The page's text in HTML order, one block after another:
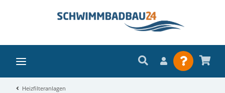
Heizfilteranlagen